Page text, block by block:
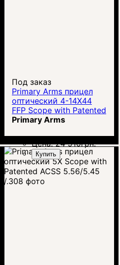
Под заказ
Primary Arms прицел
оптический 4-14X44
FFP Scope with Patented
ACSS HUD DMR
Primary Arms
Цена:24 910грн.
Купить